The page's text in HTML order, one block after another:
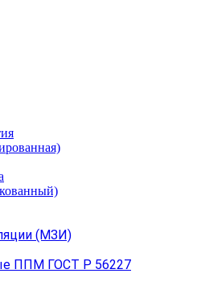
(МЗИ)
ППМ ГОСТ Р 56227